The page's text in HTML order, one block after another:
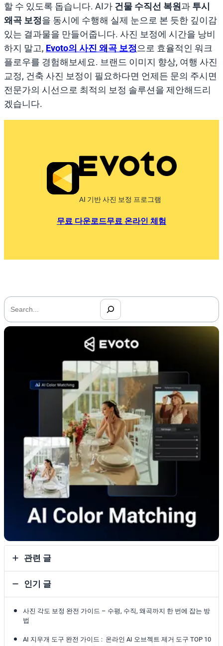
할 수 있도록 돕습니다. AI가 건물 수직선 복원과 투시
왜곡 보정을 동시에 수행해 실제 눈으로 본 듯한 깊이감
있는 결과물을 만들어줍니다. 사진 보정에 시간을 낭비
하지 말고, Evoto의 사진 왜곡 보정 으로 효율적인 워크
플로우를 경험해보세요. 브랜드 이미지 향상, 여행 사진
교정, 건축 사진 보정이 필요하다면 언제든 문의 주시면
전문가의 시선으로 최적의 보정 솔루션을 제안해드리
겠습니다.
AI 기반 사진 보정 프로그램
무료 다운로드무료 온라인 체험
搜
索
관련 글
인기 글
사진 각도 보정 완전 가이드 – 수평, 수직, 왜곡까지 한 번에 잡는 방
법
AI 지우개 도구 완전 가이드 : 온라인 AI 오브젝트 제거 도구 TOP 10